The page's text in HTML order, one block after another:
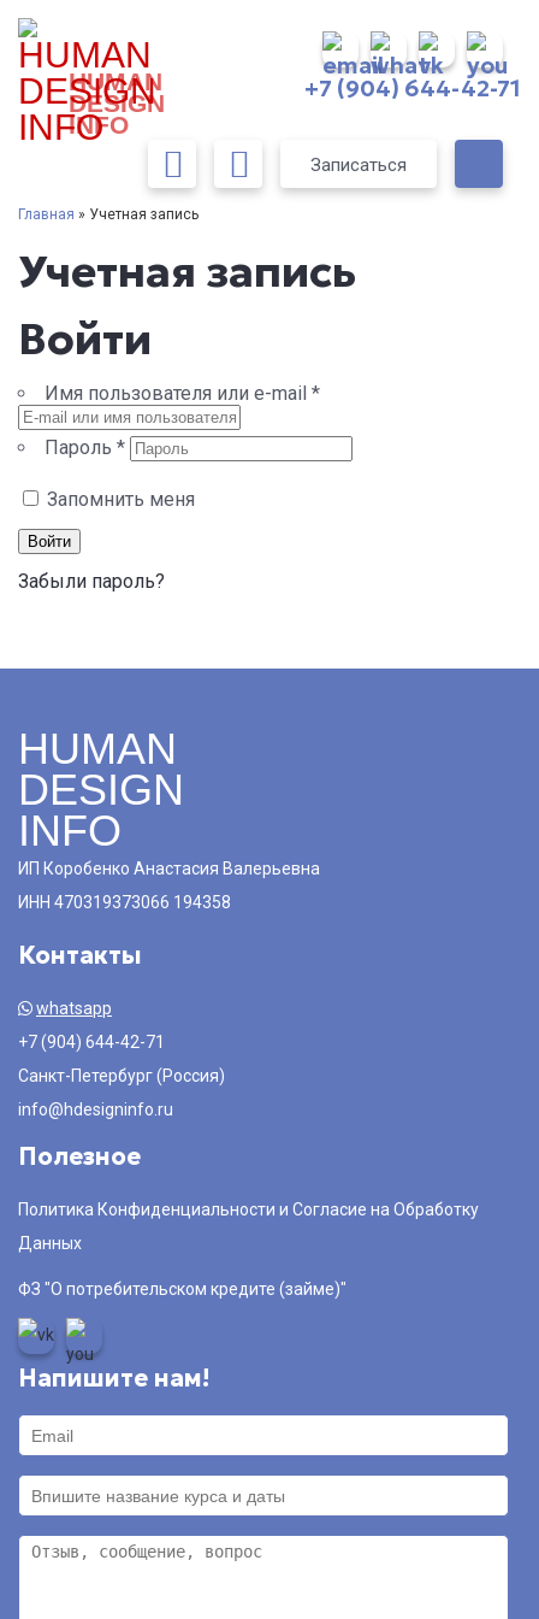
HUMAN
DESIGN
INFO
+7 (904) 644-42-71
Записаться
Главная » Учетная запись
Учетная запись
Войти
Имя пользователя или e-mail *
Пароль *
Запомнить меня
Войти
Забыли пароль?
HUMAN
DESIGN
INFO
ИП Коробенко Анастасия Валерьевна
ИНН 470319373066 194358
Контакты
whatsapp
+7 (904) 644-42-71
Санкт-Петербург (Россия)
info@hdesigninfo.ru
Полезное
Политика Конфиденциальности и Согласие на Обработку
Данных
ФЗ "О потребительском кредите (займе)"
Напишите нам!